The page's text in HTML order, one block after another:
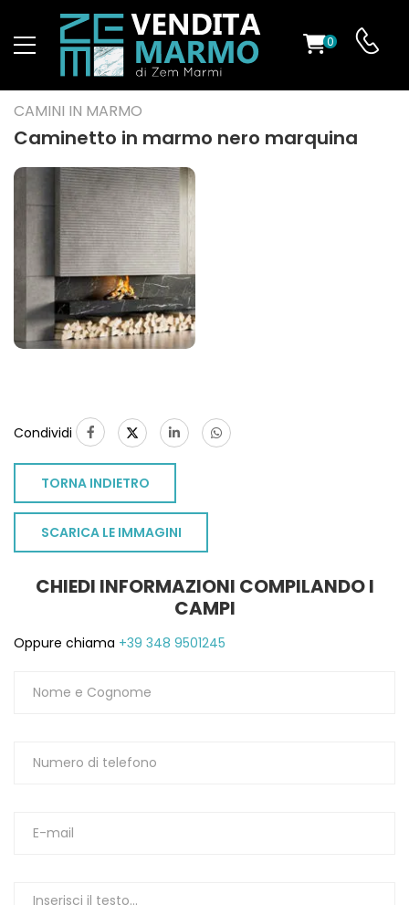
0
CAMINI IN MARMO
Caminetto in marmo nero marquina
Condividi
TORNA INDIETRO
SCARICA LE IMMAGINI
CHIEDI INFORMAZIONI COMPILANDO I
CAMPI
Oppure chiama +39 348 9501245